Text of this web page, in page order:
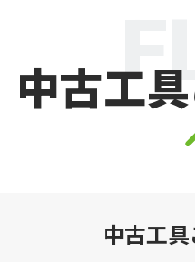
中古工
中古工